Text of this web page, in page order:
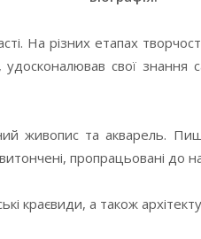
На різних етапах
свої
живопис та акварель.
пропрацьовані до
краєвиди, а також